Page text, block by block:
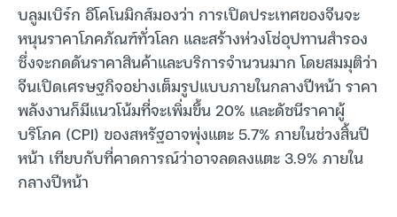
บลูมเบิร์ก อิโคโนมิกส์มองว่า การเปิดประเทศของจีนจะ
หนุนราคาโภคภัณฑ์ทั่วโลก และสร้างห่วงโซ่อุปทานสำรอง
ซึ่งจะกดดันราคาสินค้าและบริการจำนวนมาก โดยสมมุติว่า
จีนเปิดเศรษฐกิจอย่างเต็มรูปแบบภายในกลางปีหน้า ราคา
พลังงานก็มีแนวโน้มที่จะเพิ่มขึ้น 20% และดัชนีราคาผู้
บริโภค (CPI) ของสหรัฐอาจพุ่งแตะ 5.7% ภายในช่วงสิ้นปี
หน้า เทียบกับที่คาดการณ์ว่าอาจลดลงแตะ 3.9% ภายใน
กลางปีหน้า